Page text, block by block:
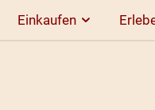
Einkaufen